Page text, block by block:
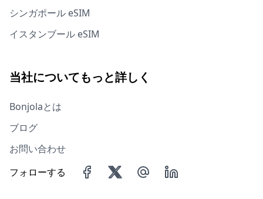
シンガポール eSIM
イスタンブール eSIM
当社についてもっと詳しく
Bonjolaとは
ブログ
お問い合わせ
フォローする